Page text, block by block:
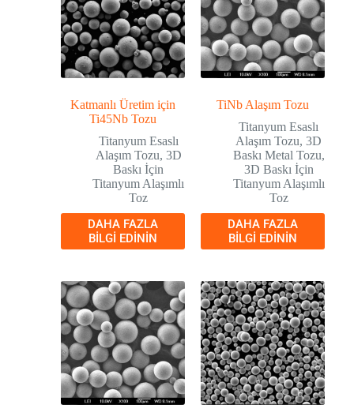
Katmanlı Üretim için
Ti45Nb Tozu
Titanyum Esaslı
Alaşım Tozu, 3D
Baskı İçin
Titanyum Alaşımlı
Toz
DAHA FAZLA
BILGI EDININ
TiNb Alaşım Tozu
Titanyum Esaslı
Alaşım Tozu,3D
Baskı Metal Tozu,
3D Baskı İçin
Titanyum Alaşımlı
Toz
DAHA FAZLA
BILGI EDININ